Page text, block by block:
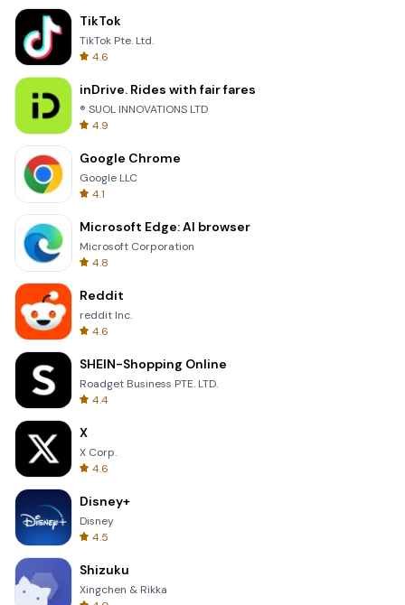
TikTok
TikTok Pte. Ltd.
4.6
inDrive. Rides with fair fares
® SUOL INNOVATIONS LTD
4.9
Google Chrome
Google LLC
4.1
Microsoft Edge: AI browser
Microsoft Corporation
4.8
Reddit
reddit Inc.
4.6
SHEIN-Shopping Online
Roadget Business PTE. LTD.
4.4
X
X Corp.
4.6
Disney+
Disney
4.5
Shizuku
Xingchen & Rikka